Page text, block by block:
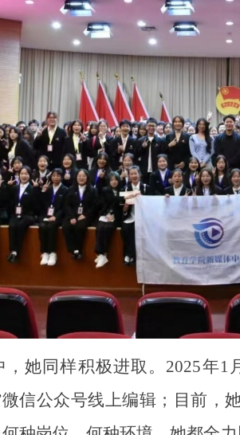
，她同样积极进取。2025年
信公众号线上编辑；目前，